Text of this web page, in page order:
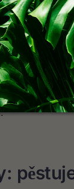
ale jeho